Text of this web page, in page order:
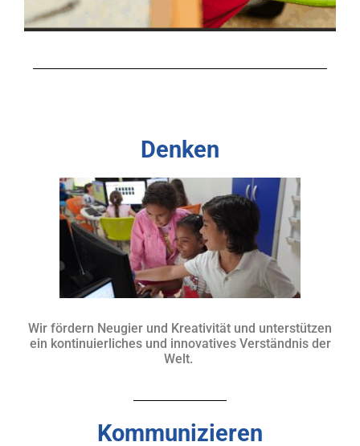
Denken
Wir fördern Neugier und Kreativität und unterstützen
ein kontinuierliches und innovatives Verständnis der
Welt.
Kommunizieren